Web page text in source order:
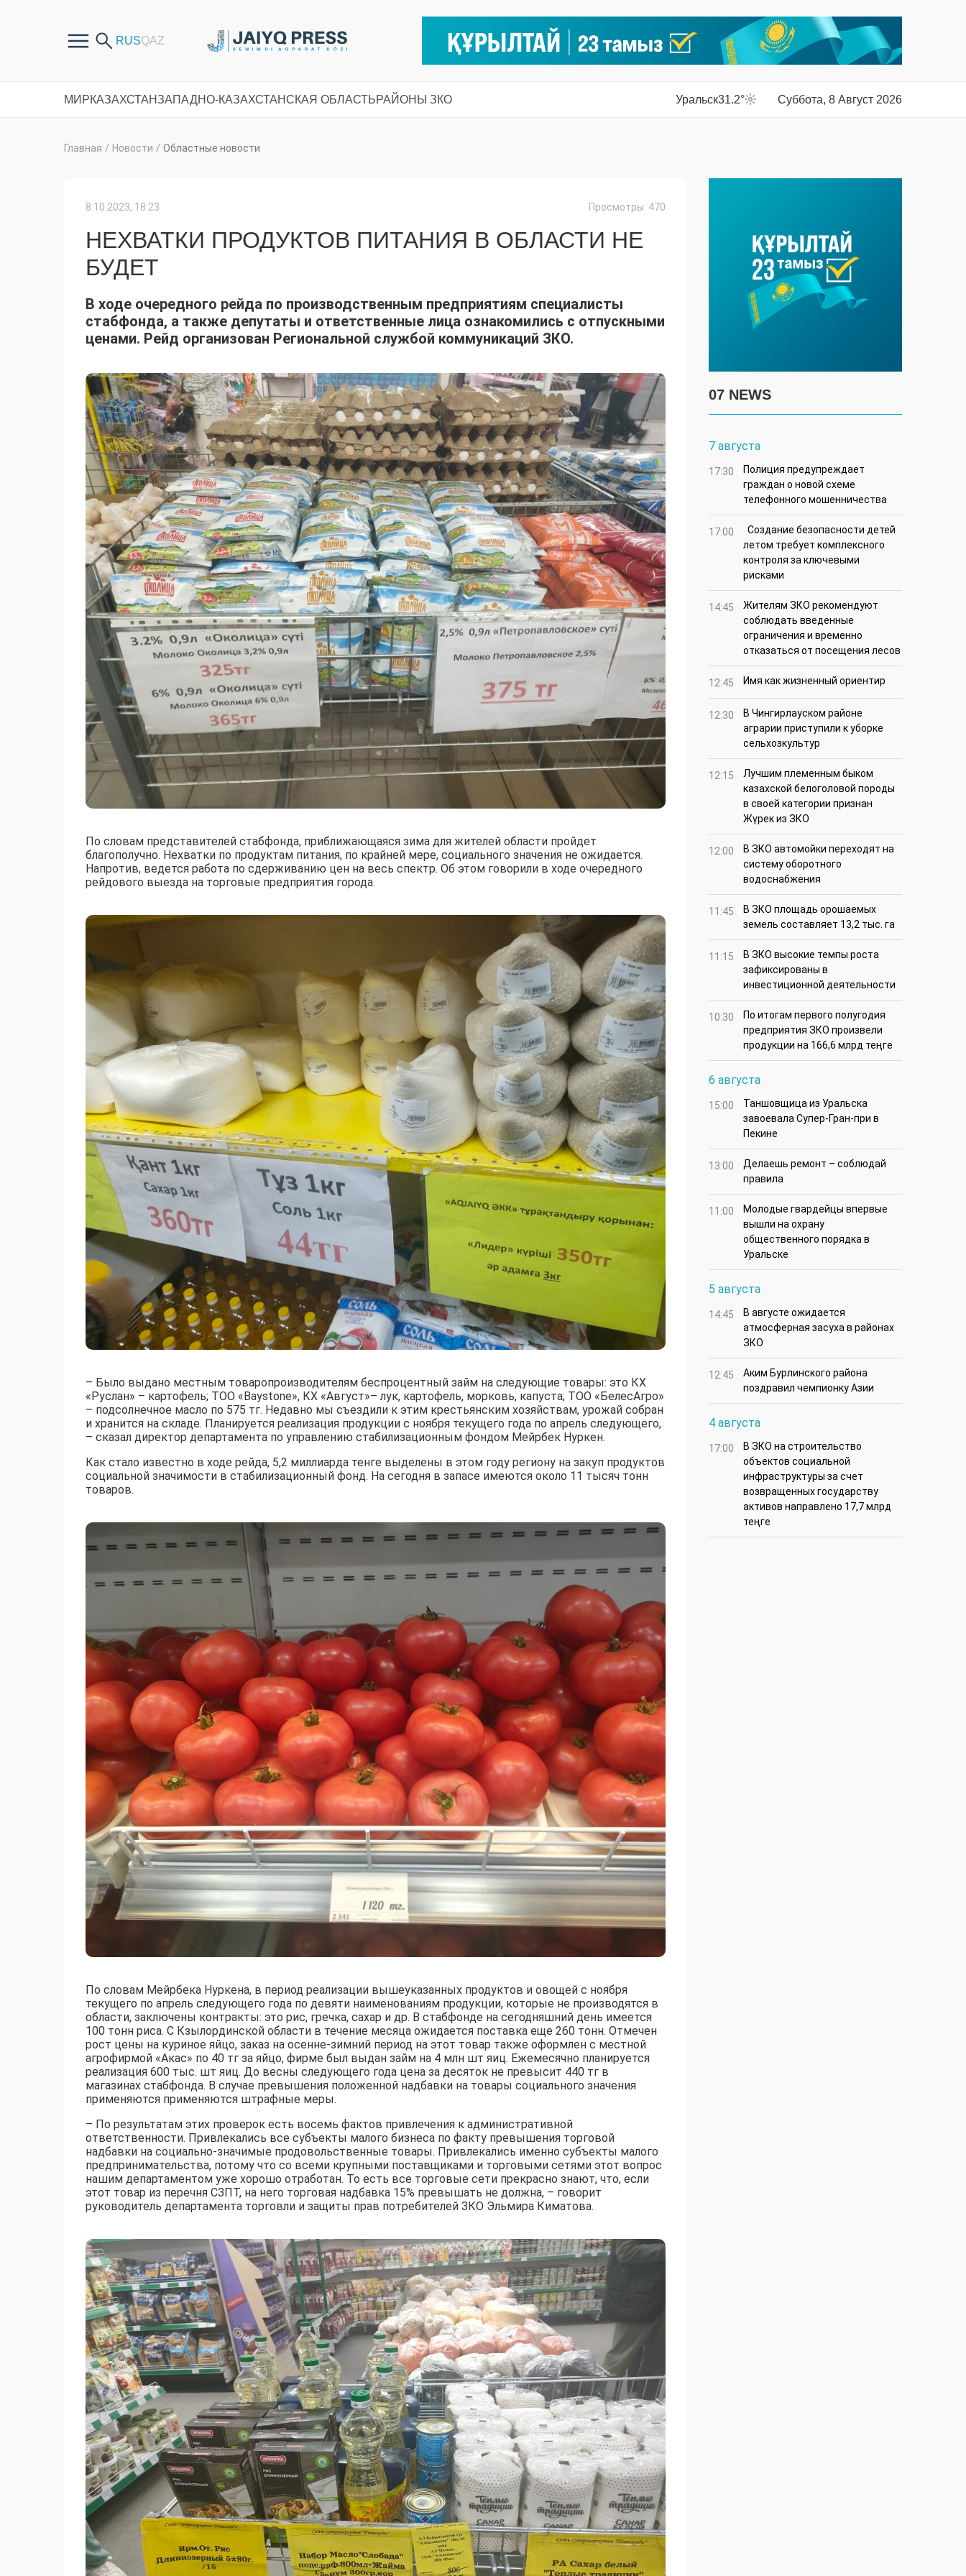
МИРКАЗАХСТАНЗАПАДНО-КАЗАХСТАНСКАЯ ОБЛАСТЬРАЙОНЫ ЗКО Уральск31.2° Суббота, 8 Август 2026
Главная / Новости / Областные новости
8.10.2023, 18:23 Просмотры: 470
НЕХВАТКИ ПРОДУКТОВ ПИТАНИЯ В ОБЛАСТИ НЕ
БУДЕТ
В ходе очередного рейда по производственным предприятиям специалисты
стабфонда, а также депутаты и ответственные лица ознакомились с отпускными
ценами. Рейд организован Региональной службой коммуникаций ЗКО.
По словам представителей стабфонда, приближающаяся зима для жителей области пройдет
благополучно. Нехватки по продуктам питания, по крайней мере, социального значения не ожидается.
Напротив, ведется работа по сдерживанию цен на весь спектр. Об этом говорили в ходе очередного
рейдового выезда на торговые предприятия города.
– Было выдано местным товаропроизводителям беспроцентный займ на следующие товары: это КХ
«Руслан» – картофель; ТОО «Baystone», КХ «Август»– лук, картофель, морковь, капуста; ТОО «БелесАгро»
– подсолнечное масло по 575 тг. Недавно мы съездили к этим крестьянским хозяйствам, урожай собран
и хранится на складе. Планируется реализация продукции с ноября текущего года по апрель следующего,
– сказал директор департамента по управлению стабилизационным фондом Мейрбек Нуркен.
Как стало известно в ходе рейда, 5,2 миллиарда тенге выделены в этом году региону на закуп продуктов
социальной значимости в стабилизационный фонд. На сегодня в запасе имеются около 11 тысяч тонн
товаров.
По словам Мейрбека Нуркена, в период реализации вышеуказанных продуктов и овощей с ноября
текущего по апрель следующего года по девяти наименованиям продукции, которые не производятся в
области, заключены контракты: это рис, гречка, сахар и др. В стабфонде на сегодняшний день имеется
100 тонн риса. С Кзылординской области в течение месяца ожидается поставка еще 260 тонн. Отмечен
рост цены на куриное яйцо, заказ на осенне-зимний период на этот товар также оформлен с местной
агрофирмой «Акас» по 40 тг за яйцо, фирме был выдан займ на 4 млн шт яиц. Ежемесячно планируется
реализация 600 тыс. шт яиц. До весны следующего года цена за десяток не превысит 440 тг в
магазинах стабфонда. В случае превышения положенной надбавки на товары социального значения
применяются применяются штрафные меры.
– По результатам этих проверок есть восемь фактов привлечения к административной
ответственности. Привлекались все субъекты малого бизнеса по факту превышения торговой
надбавки на социально-значимые продовольственные товары. Привлекались именно субъекты малого
предпринимательства, потому что со всеми крупными поставщиками и торговыми сетями этот вопрос
нашим департаментом уже хорошо отработан. То есть все торговые сети прекрасно знают, что, если
этот товар из перечня СЗПТ, на него торговая надбавка 15% превышать не должна, – говорит
руководитель департамента торговли и защиты прав потребителей ЗКО Эльмира Киматова.
07 NEWS
7 августа
17:30
Полиция предупреждает
граждан о новой схеме
телефонного мошенничества
17:00
Создание безопасности детей
летом требует комплексного
контроля за ключевыми
рисками
14:45
Жителям ЗКО рекомендуют
соблюдать введенные
ограничения и временно
отказаться от посещения лесов
12:45 Имя как жизненный ориентир
12:30
В Чингирлауском районе
аграрии приступили к уборке
сельхозкультур
12:15
Лучшим племенным быком
казахской белоголовой породы
в своей категории признан
Жүрек из ЗКО
12:00
В ЗКО автомойки переходят на
систему оборотного
водоснабжения
11:45
В ЗКО площадь орошаемых
земель составляет 13,2 тыс. га
11:15
В ЗКО высокие темпы роста
зафиксированы в
инвестиционной деятельности
10:30
По итогам первого полугодия
предприятия ЗКО произвели
продукции на 166,6 млрд теңге
6 августа
15:00
Таншовщица из Уральска
завоевала Супер-Гран-при в
Пекине
13:00
Делаешь ремонт – соблюдай
правила
11:00
Молодые гвардейцы впервые
вышли на охрану
общественного порядка в
Уральске
5 августа
14:45
В августе ожидается
атмосферная засуха в районах
ЗКО
12:45
Аким Бурлинского района
поздравил чемпионку Азии
4 августа
17:00
В ЗКО на строительство
объектов социальной
инфраструктуры за счет
возвращенных государству
активов направлено 17,7 млрд
теңге